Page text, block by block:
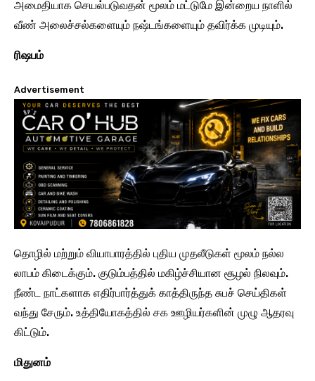
அமைதியாக செயல்படுவதன் மூலம் மட்டுமே இன்றைய நாளில்
வீண் அலைச்சல்களையும் நஷ்டங்களையும் தவிர்க்க முடியும்.
ரிஷபம்
Advertisement
தொழில் மற்றும் வியாபாரத்தில் புதிய முதலீடுகள் மூலம் நல்ல
லாபம் கிடைக்கும். குடும்பத்தில் மகிழ்ச்சியான சூழல் நிலவும்.
நீண்ட நாட்களாக எதிர்பார்த்துக் காத்திருந்த சுபச் செய்திகள்
வந்து சேரும். உத்தியோகத்தில் சக ஊழியர்களின் முழு ஆதரவு
கிட்டும்.
மிதுனம்